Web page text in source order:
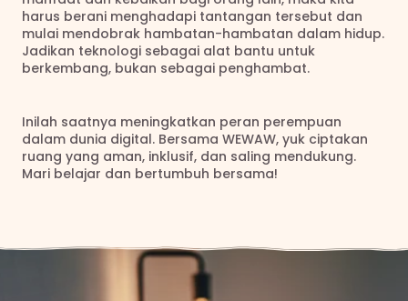
harus berani menghadapi tantangan tersebut dan
mulai mendobrak hambatan-hambatan dalam hidup.
Jadikan teknologi sebagai alat bantu untuk
berkembang, bukan sebagai penghambat.
Inilah saatnya meningkatkan peran perempuan
dalam dunia digital. Bersama WEWAW, yuk ciptakan
ruang yang aman, inklusif, dan saling mendukung.
Mari belajar dan bertumbuh bersama!